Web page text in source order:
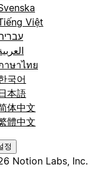
Việt
าษาไทย
국어
本語
体中文
體中文
정
Notion Labs, Inc.